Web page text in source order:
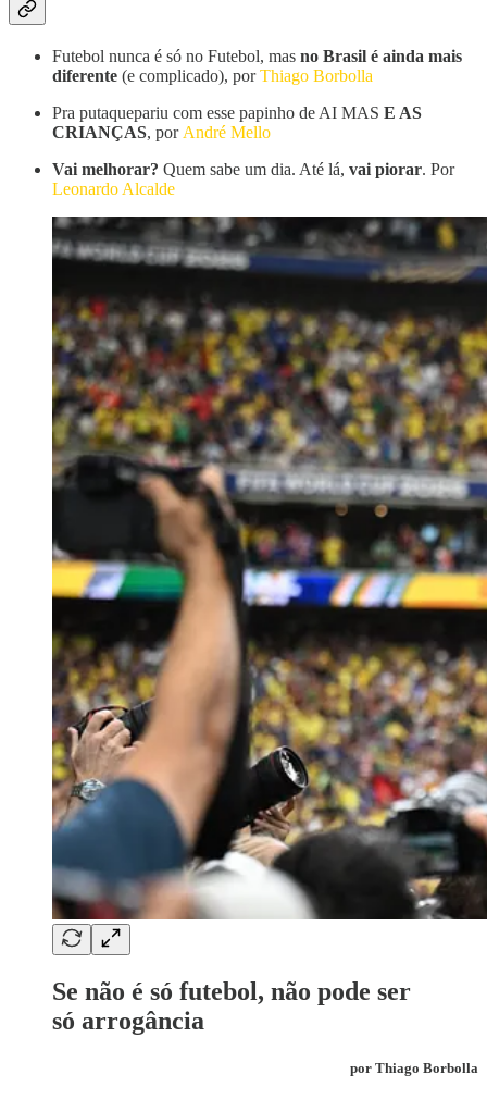
Futebol nunca é só no Futebol, mas no Brasil é ainda mais
diferente (e complicado), porThiago Borbolla
Pra putaquepariu com esse papinho de AI MAS E AS
CRIANÇAS, por André Mello
Vai melhorar? Quem sabe um dia. Até lá, vai piorar. Por
Leonardo Alcalde
Se não é só futebol, não pode ser
só arrogância
por Thiago Borbolla